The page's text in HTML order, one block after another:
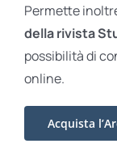
Permette
della rivista
possibilità di
online.
Acquista